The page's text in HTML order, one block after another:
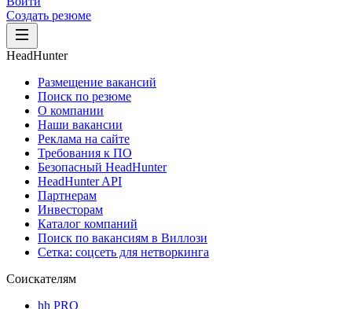
Создать резюме
HeadHunter
Размещение вакансий
Поиск по резюме
О компании
Наши вакансии
Реклама на сайте
Требования к ПО
Безопасный HeadHunter
HeadHunter API
Партнерам
Инвесторам
Каталог компаний
Поиск по вакансиям в Виллози
Сетка: соцсеть для нетворкинга
Соискателям
hh PRO